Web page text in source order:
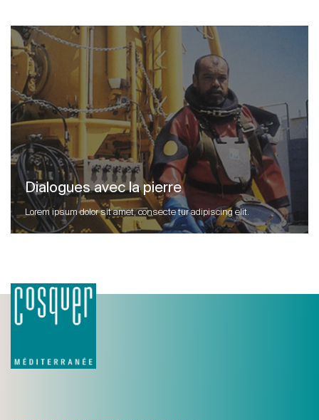
Dialogues avec la pierre
Lorem ipsum dolor sit amet, consecte tur adipiscing elit.